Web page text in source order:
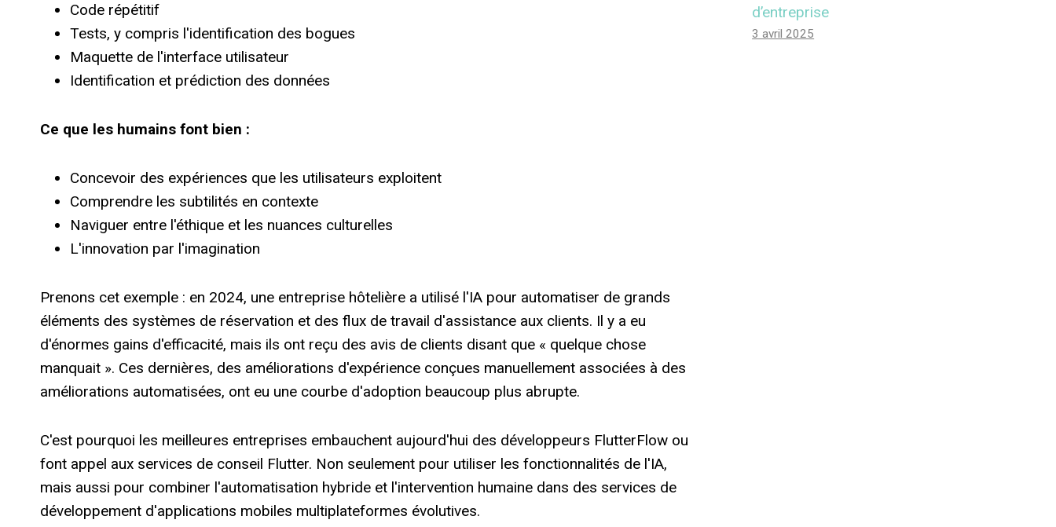
Code répétitif
Tests, y compris l'identification des bogues
Maquette de l'interface utilisateur
Identification et prédiction des données
Ce que les humains font bien :
Concevoir des expériences que les utilisateurs exploitent
Comprendre les subtilités en contexte
Naviguer entre l'éthique et les nuances culturelles
L'innovation par l'imagination
Prenons cet exemple : en 2024, une entreprise hôtelière a utilisé l'IA pour automatiser de grands
éléments des systèmes de réservation et des flux de travail d'assistance aux clients. Il y a eu
d'énormes gains d'efficacité, mais ils ont reçu des avis de clients disant que « quelque chose
manquait ». Ces dernières, des améliorations d'expérience conçues manuellement associées à des
améliorations automatisées, ont eu une courbe d'adoption beaucoup plus abrupte.
C'est pourquoi les meilleures entreprises embauchent aujourd'hui des développeurs FlutterFlow ou
font appel aux services de conseil Flutter. Non seulement pour utiliser les fonctionnalités de l'IA,
mais aussi pour combiner l'automatisation hybride et l'intervention humaine dans des services de
développement d'applications mobiles multiplateformes évolutives.
d’entreprise
3 avril 2025